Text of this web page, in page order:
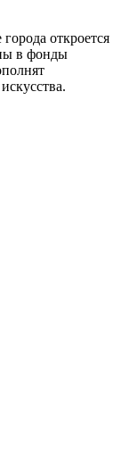
откроется
в фонды